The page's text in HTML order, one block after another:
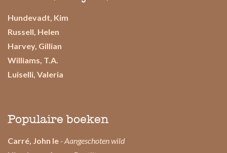
Hundevadt, Kim
Russell, Helen
Harvey, Gillian
Williams, T.A.
Luiselli, Valeria
Populaire boeken
Carré, John le - Aangeschoten wild